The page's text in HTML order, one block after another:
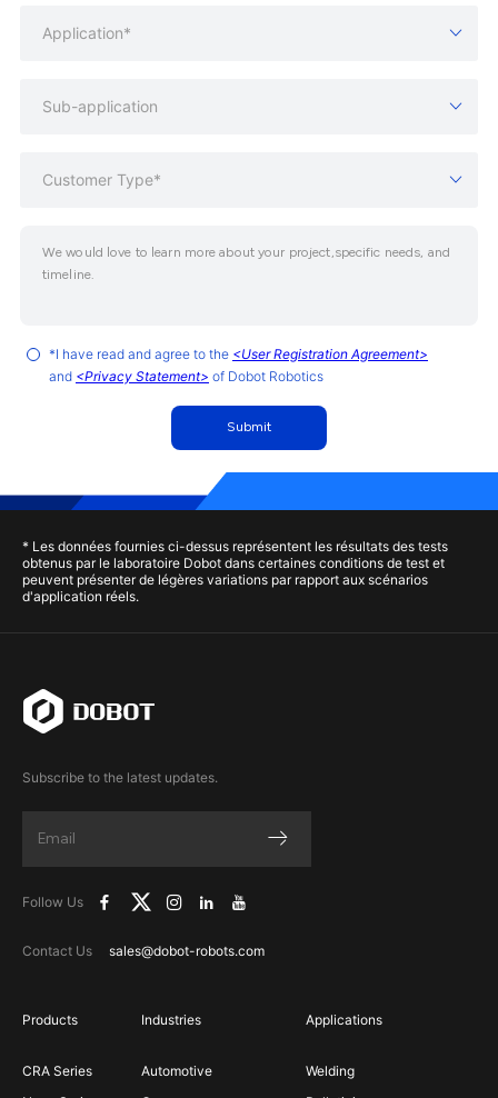
Application*
Sub-application
Customer Type*
*I have read and agree to the <User Registration Agreement>
and <Privacy Statement> of Dobot Robotics
Submit
* Les données fournies ci-dessus représentent les résultats des tests
obtenus par le laboratoire Dobot dans certaines conditions de test et
peuvent présenter de légères variations par rapport aux scénarios
d'application réels.
Subscribe to the latest updates.
Follow Us
Contact Us sales@dobot-robots.com
Products
CRA Series
Industries
Automotive
Applications
Welding